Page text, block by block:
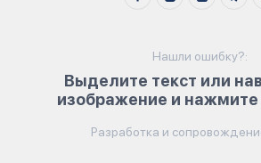
Нашли ошибку?:
Выделите текст или
изображение и
Разработка и